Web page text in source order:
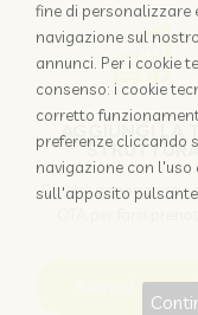
AGGIUNGI LA
STRUTTURA
Perchè appoggiarsi
Scopri come
fine di personalizzare
navigazione sul
annunci. Per i cookie
consenso: i cookie
corretto
preferenze cliccando
navigazione con
sull'apposito pulsante.